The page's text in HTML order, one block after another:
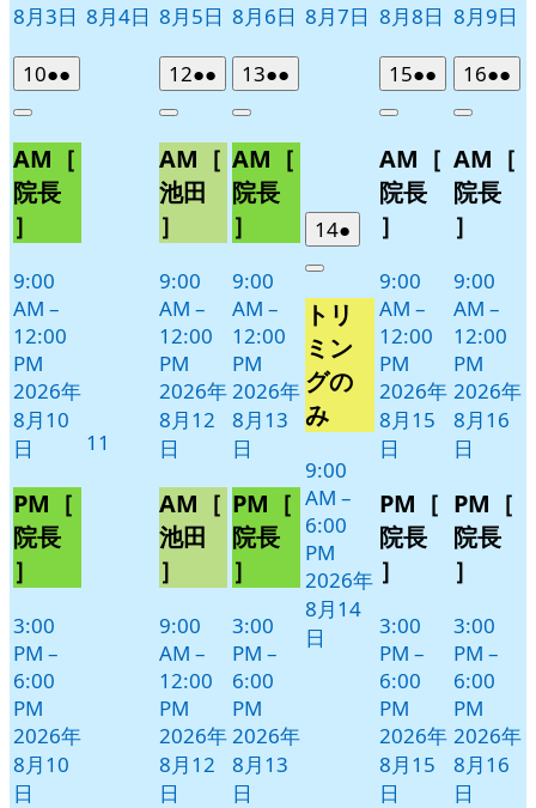
8月3日 8月4日 8月5日 8月6日 8月7日 8月8日 8月9日
102026
年
月
10
日
●●
件
イ
ト)
Close
AM［
院長
］
9:00
AM –
12:00
PM
2026年
8月10
日
PM［
院長
］
3:00
PM –
6:00
PM
2026年
8月10
日
11
122026
年
月
12
日
●●
件
イ
ベ
ト)
Close
AM［
池田
］
9:00
AM –
12:00
PM
2026年
8月12
日
AM［
池田
］
9:00
AM –
12:00
PM
2026年
8月12
日
132026
年
月
13
日
●●
件
イ
ン
ト)
Close
AM［
院長
］
9:00
AM –
12:00
PM
2026年
8月13
日
PM［
院長
］
3:00
PM –
6:00
PM
2026年
8月13
日
142026
年
月
14
日
●
件
ベ
ン
ト)
Close
トリ
ミン
グの
み
9:00
AM –
6:00
PM
2026年
8月14
日
152026
年
月
15
日
●●
件
イ
ベ
ト)
Close
AM［
院長
］
9:00
AM –
12:00
PM
2026年
8月15
日
PM［
院長
］
3:00
PM –
6:00
PM
2026年
8月15
日
162026
年
月
16
日
●●
件
イ
Close
AM［
院長
］
9:00
AM –
12:00
PM
2026年
8月16
日
PM［
院長
］
3:00
PM –
6:00
PM
2026年
8月16
日